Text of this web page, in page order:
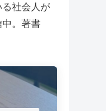
社会人が
中。著書